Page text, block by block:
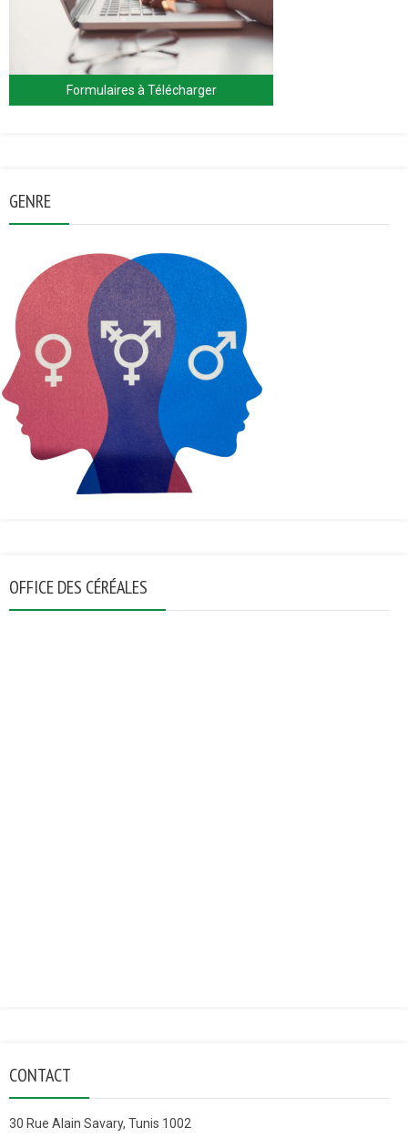
Formulaires à Télécharger
GENRE
OFFICE DES CÉRÉALES
CONTACT
30 Rue Alain Savary, Tunis 1002